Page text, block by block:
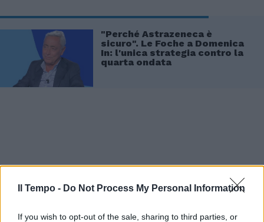
Il Tempo - Do Not Process My Personal Information
If you wish to opt-out of the sale, sharing to third parties, or
"Perché Astrazeneca è
sicuro". Le Foche a Domenica
In: l'unica strategia contro la
quarta ondata